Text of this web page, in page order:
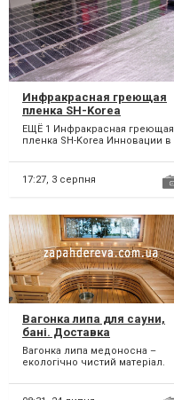
Инфракрасная греющая
пленка SH-Korea
высокого качества.
ЕЩЁ 1 Инфракрасная греющая
пленка SH-Korea Инновации в
удивлять. Создать ую...
17:27, 3 серпня
Вагонка липа для сауни,
бані. Доставка
Вагонка липа медоносна –
екологічно чистий матеріал.
(2000; 3000) мм....